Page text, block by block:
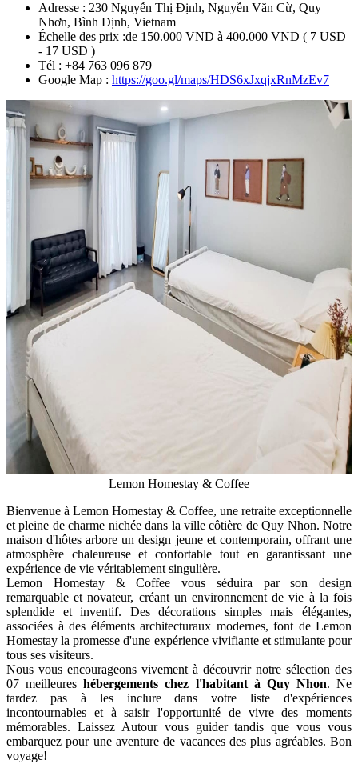
Adresse : 230 Nguyễn Thị Định, Nguyễn Văn Cừ, Quy
Nhơn, Bình Định, Vietnam
Échelle des prix :de 150.000 VND à 400.000 VND ( 7 USD
- 17 USD )
Tél : +84 763 096 879
Google Map : https://goo.gl/maps/HDS6xJxqjxRnMzEv7
Lemon Homestay & Coffee
Bienvenue à Lemon Homestay & Coffee, une retraite exceptionnelle
et pleine de charme nichée dans la ville côtière de Quy Nhon. Notre
maison d'hôtes arbore un design jeune et contemporain, offrant une
atmosphère chaleureuse et confortable tout en garantissant une
expérience de vie véritablement singulière.
Lemon Homestay & Coffee vous séduira par son design
remarquable et novateur, créant un environnement de vie à la fois
splendide et inventif. Des décorations simples mais élégantes,
associées à des éléments architecturaux modernes, font de Lemon
Homestay la promesse d'une expérience vivifiante et stimulante pour
tous ses visiteurs.
Nous vous encourageons vivement à découvrir notre sélection des
07 meilleureshébergements chez l'habitant à Quy Nhon. Ne
tardez pas à les inclure dans votre liste d'expériences
incontournables et à saisir l'opportunité de vivre des moments
mémorables. Laissez Autour vous guider tandis que vous vous
embarquez pour une aventure de vacances des plus agréables. Bon
voyage!